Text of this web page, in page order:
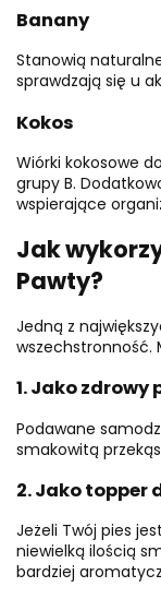
Banany
Stanowią
sprawdzają się u
Kokos
Wiórki kokosowe
grupy B.
wspierające
Jak
Pawty?
Jedną z
wszechstronność.
1. Jako zdrowy
Podawane
smakowitą
2. Jako topper
Jeżeli Twój pies
niewielką ilością
bardziej